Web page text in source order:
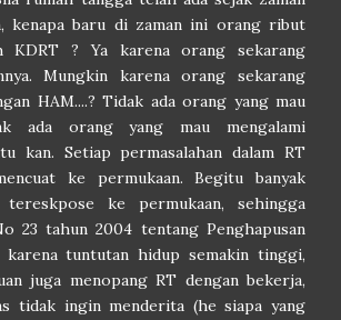
kenapa baru di zaman ini orang ribut
KDRT ? Ya karena orang sekarang
Mungkin karena orang sekarang
HAM....? Tidak ada orang yang mau
ada orang yang mau mengalami
kan. Setiap permasalahan dalam RT
ke permukaan. Begitu banyak
tereskpose ke permukaan, sehingga
23 tahun 2004 tentang Penghapusan
karena tuntutan hidup semakin tinggi,
juga menopang RT dengan bekerja,
tidak ingin menderita (he siapa yang